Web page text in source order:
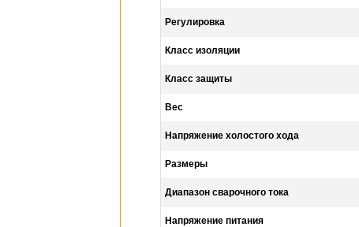
Регулировка
Класс изоляции
Класс защиты
Вес
Напряжение холостого хода
Размеры
Диапазон сварочного тока
Напряжение питания